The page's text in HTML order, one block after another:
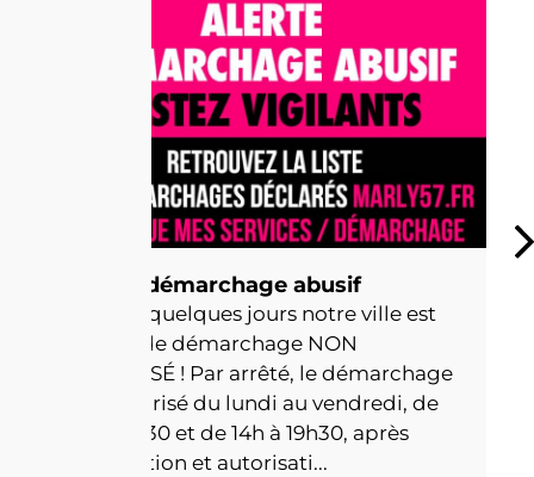
Alerte démarchage abusif
Depuis quelques jours notre ville est
l’objet de démarchage NON
AUTORISÉ ! Par arrêté, le démarchage
est autorisé du lundi au vendredi, de
9h à 11h30 et de 14h à 19h30, après
déclaration et autorisati...